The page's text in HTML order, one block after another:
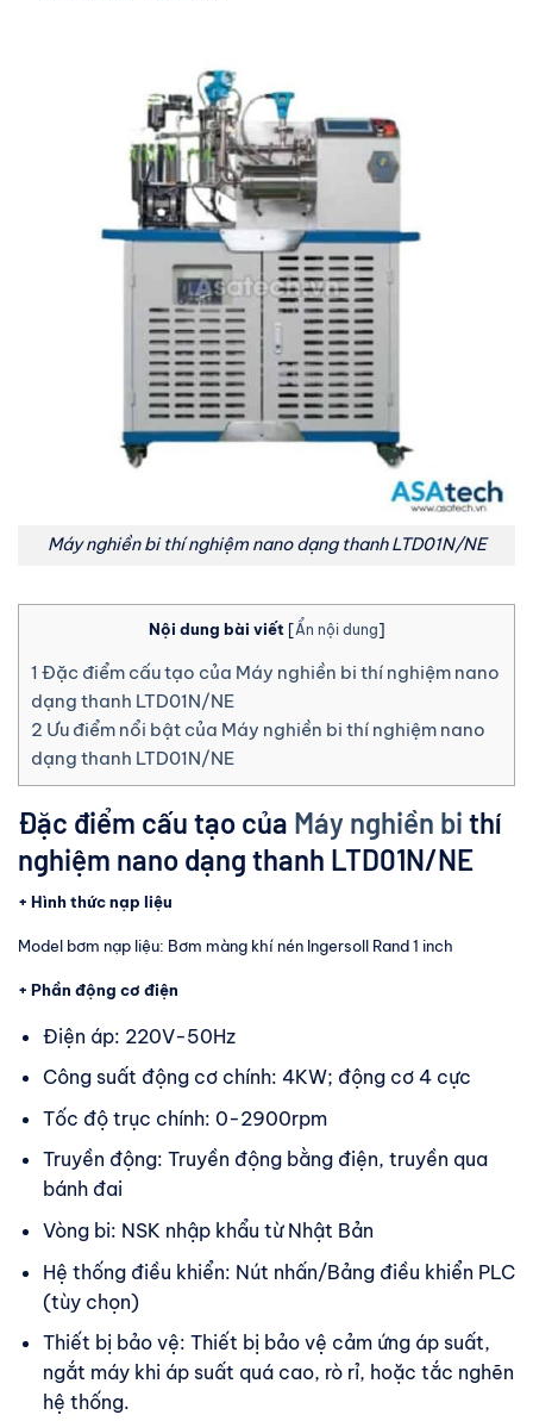
Máy nghiền bi thí nghiệm nano dạng thanh LTD01N/NE
Nội dung bài viết [Ẩn nội dung]
1 Đặc điểm cấu tạo của Máy nghiền bi thí nghiệm nano
dạng thanh LTD01N/NE
2 Ưu điểm nổi bật của Máy nghiền bi thí nghiệm nano
dạng thanh LTD01N/NE
Đặc điểm cấu tạo của Máy nghiền bi thí
nghiệm nano dạng thanh LTD01N/NE
+ Hình thức nạp liệu
Model bơm nạp liệu: Bơm màng khí nén Ingersoll Rand 1 inch
+ Phần động cơ điện
Điện áp: 220V-50Hz
Công suất động cơ chính: 4KW; động cơ 4 cực
Tốc độ trục chính: 0-2900rpm
Truyền động: Truyền động bằng điện, truyền qua
bánh đai
Vòng bi: NSK nhập khẩu từ Nhật Bản
Hệ thống điều khiển: Nút nhấn/Bảng điều khiển PLC
(tùy chọn)
Thiết bị bảo vệ: Thiết bị bảo vệ cảm ứng áp suất,
ngắt máy khi áp suất quá cao, rò rỉ, hoặc tắc nghẽn
hệ thống.